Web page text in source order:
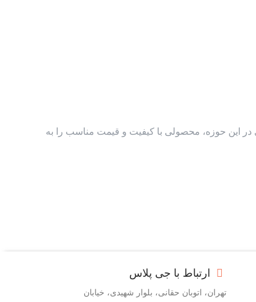
در این حوزه، محصولی با کیفیت و قیمت مناسب را به
ارتباط با جی پلاس
تهران، اتوبان حقانی، بلوار شهیدی، خیابان